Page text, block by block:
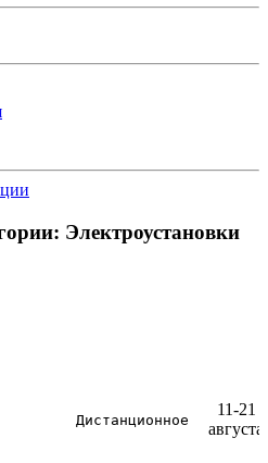
Электроустановки
Дистанционное
11-21
августа